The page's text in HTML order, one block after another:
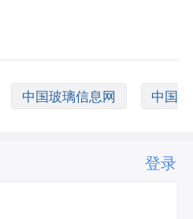
中国玻璃信息网 中国
登录